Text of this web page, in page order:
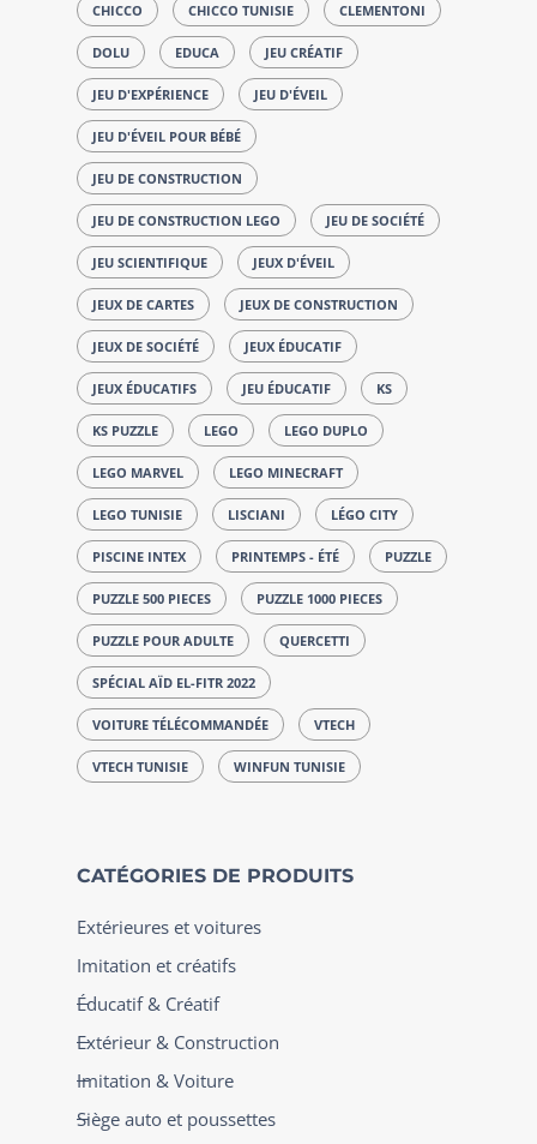
CHICCO CHICCO TUNISIE CLEMENTONI
DOLU EDUCA JEU CRÉATIF
JEU D'EXPÉRIENCE JEU D'ÉVEIL
JEU D'ÉVEIL POUR BÉBÉ
JEU DE CONSTRUCTION
JEU DE CONSTRUCTION LEGO JEU DE SOCIÉTÉ
JEU SCIENTIFIQUE JEUX D'ÉVEIL
JEUX DE CARTES JEUX DE CONSTRUCTION
JEUX DE SOCIÉTÉ JEUX ÉDUCATIF
JEUX ÉDUCATIFS JEU ÉDUCATIF KS
KS PUZZLE LEGO LEGO DUPLO
LEGO MARVEL LEGO MINECRAFT
LEGO TUNISIE LISCIANI LÉGO CITY
PISCINE INTEX PRINTEMPS - ÉTÉ PUZZLE
PUZZLE 500 PIECES PUZZLE 1000 PIECES
PUZZLE POUR ADULTE QUERCETTI
SPÉCIAL AÏD EL-FITR 2022
VOITURE TÉLÉCOMMANDÉE VTECH
VTECH TUNISIE WINFUN TUNISIE
CATÉGORIES DE PRODUITS
Extérieures et voitures
Imitation et créatifs
Éducatif & Créatif
Extérieur & Construction
Imitation & Voiture
Siège auto et poussettes